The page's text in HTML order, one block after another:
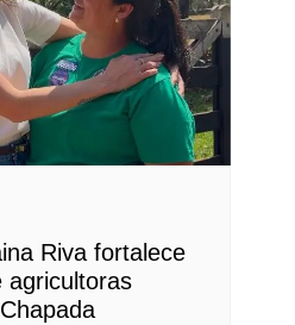
Riva fortalece
agricultoras